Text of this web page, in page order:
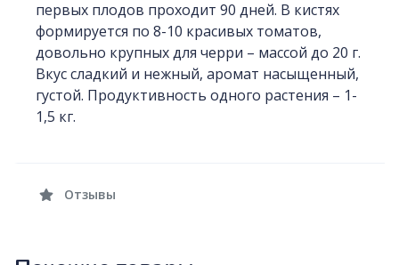
первых плодов проходит 90 дней. В кистях
формируется по 8-10 красивых томатов,
довольно крупных для черри – массой до 20 г.
Вкус сладкий и нежный, аромат насыщенный,
густой. Продуктивность одного растения – 1-
1,5 кг.
Отзывы